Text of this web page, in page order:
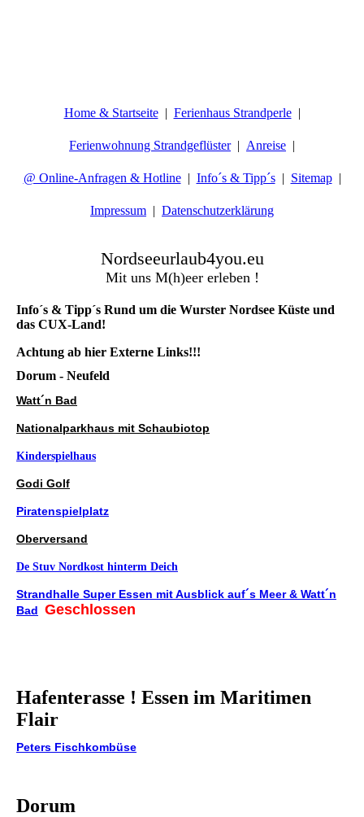
Home & Startseite Ferienhaus Strandperle
Ferienwohnung Strandgeflüster Anreise
@ Online-Anfragen & Hotline Info´s & Tipp´s Sitemap
Impressum Datenschutzerklärung
Nordseeurlaub4you.eu
Mit uns M(h)eer erleben !
Info´s & Tipp´s Rund um die Wurster Nordsee Küste und
das CUX-Land!
Achtung ab hier Externe Links!!!
Dorum - Neufeld
Watt´n Bad
Nationalparkhaus mit Schaubiotop
Kinderspielhaus
Godi Golf
Piratenspielplatz
Oberversand
De Stuv Nordkost hinterm Deich
Strandhalle Super Essen mit Ausblick auf´s Meer & Watt´n
Bad Geschlossen
Hafenterasse ! Essen im Maritimen
Flair
Peters Fischkombüse
Dorum